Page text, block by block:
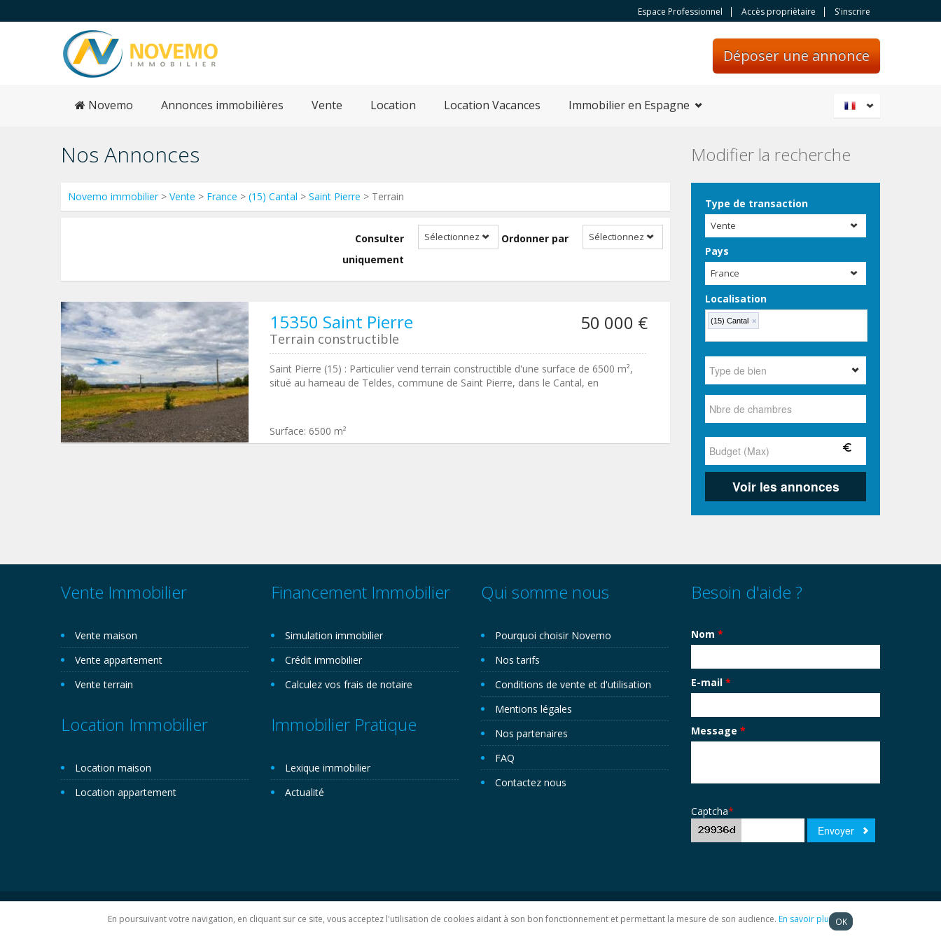
Espace Professionnel Accès propriètaire S'inscrire
Déposer une annonce
Novemo Annonces immobilières Vente Location Location Vacances Immobilier en Espagne
Nos Annonces
Novemo immobilier> Vente > France > (15) Cantal > Saint Pierre > Terrain
Ordonner par Sélectionnez
Consulter
uniquement
Sélectionnez
15350 Saint Pierre 50 000 €
Terrain constructible
Saint Pierre (15) : Particulier vend terrain constructible d'une surface de 6500 m²,
situé au hameau de Teldes, commune de Saint Pierre, dans le Cantal, en
Surface: 6500 m²
Modifier la recherche
Type de transaction
Vente
Pays
France
Localisation
(15) Cantal ×
Vente Immobilier
Vente maison
Vente appartement
Vente terrain
Location Immobilier
Location maison
Location appartement
Financement Immobilier
Simulation immobilier
Crédit immobilier
Calculez vos frais de notaire
Immobilier Pratique
Lexique immobilier
Actualité
Qui somme nous
Pourquoi choisir Novemo
Nos tarifs
Conditions de vente et d'utilisation
Mentions légales
Nos partenaires
FAQ
Contactez nous
Besoin d'aide ?
Nom *
E-mail *
Message *
Captcha*
Copyright 2026©. Novemo.com. Tous droits réservés. Plan du site
En poursuivant votre navigation, en cliquant sur ce site, vous acceptez l'utilisation de cookies aidant à son bon fonctionnement et permettant la mesure de son audience. En savoir plus OK